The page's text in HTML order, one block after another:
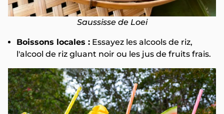
Saussisse de Loei
Boissons locales : Essayez les alcools de riz,
l'alcool de riz gluant noir ou les jus de fruits frais.